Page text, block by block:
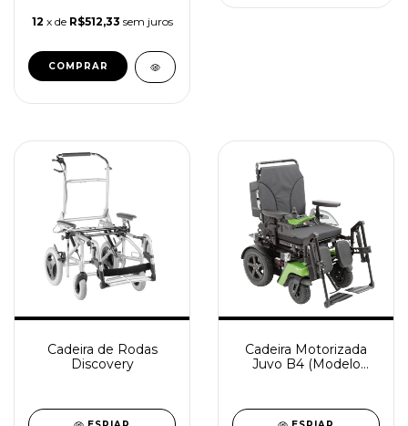
12 x de R$512,33 sem juros
COMPRAR
Cadeira de Rodas
Discovery
Cadeira Motorizada
Juvo B4 (Modelo